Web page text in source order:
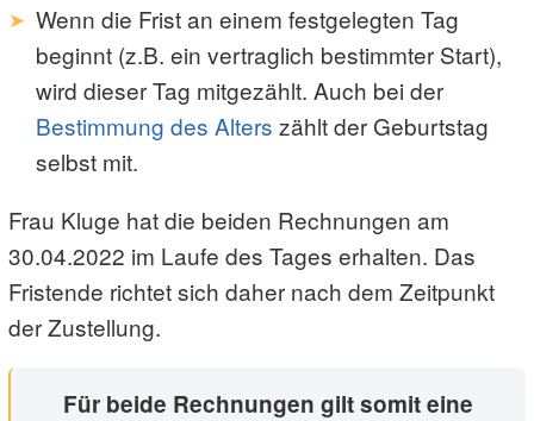
Wenn die Frist an einem festgelegten Tag
beginnt (z.B. ein vertraglich bestimmter Start),
wird dieser Tag mitgezählt. Auch bei der
Bestimmung des Alters zählt der Geburtstag
selbst mit.
Frau Kluge hat die beiden Rechnungen am
30.04.2022 im Laufe des Tages erhalten. Das
Fristende richtet sich daher nach dem Zeitpunkt
der Zustellung.
Für beide Rechnungen gilt somit eine